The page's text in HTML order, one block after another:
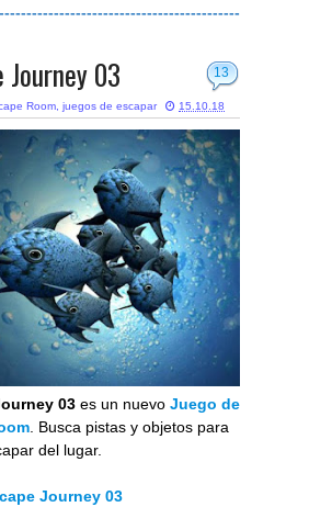
13
Journey 03
Room, juegos de escapar 15.10.18
03 es un nuevo Juego de
. Busca pistas y objetos para
del lugar.
Journey 03